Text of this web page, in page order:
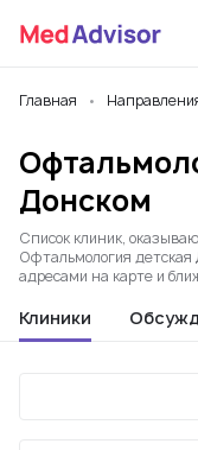
Главная
Донском
Список клиник,
Офтальмология детская
адресами на карте и
Клиники